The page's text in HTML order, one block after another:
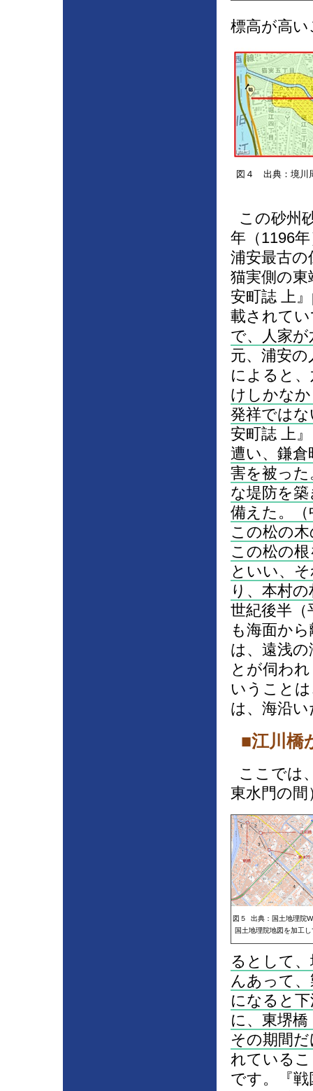
標高が高
図４ 出典：境川
この砂州
年（1196
浦安最古の
猫実側の
安町誌 上
載されて
で、人家
元、浦安
によると
けしかな
発祥では
安町誌 上
遭い、鎌
害を被っ
な堤防を
備えた。
この松の
この松の
といい、
り、本村
世紀後半（
も海面か
は、遠浅
とが伺わ
いうこと
は、海沿
■江川橋
ここでは
東水門の
図５ 出典：国土地理院
国土地理院地図を加工
るとして
んあって
になると
に、東堺
その期間
れている
です。『